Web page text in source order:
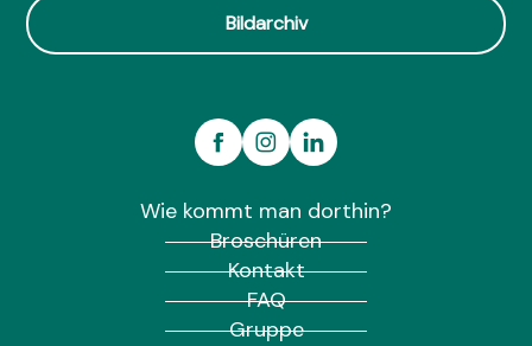
Bildarchiv
Wie kommt man dorthin?
Broschüren
Kontakt
FAQ
Gruppe